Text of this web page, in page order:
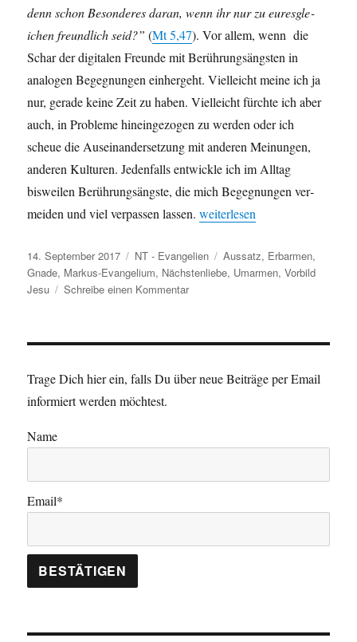
denn schon Beson­deres daran, wenn ihr nur zu eures­gle­
ichen fre­undlich seid?” (Mt 5,47). Vor allem, wenn die
Schar der dig­i­tal­en Fre­unde mit Be­rührungsängsten in
analo­gen Begeg­nun­gen ein­herge­ht. Vielle­icht meine ich ja
nur, ger­ade keine Zeit zu haben. Vielle­icht fürchte ich aber
auch, in Pro­bleme hineinge­zo­gen zu wer­den oder ich
scheue die Auseinan­der­set­zung mit anderen Mei­n­un­gen,
anderen Kul­turen. Jeden­falls entwick­le ich im All­t­ag
bisweilen Berührungsäng­ste, die mich Begeg­nun­gen ver­
mei­den und viel ver­passen lassen.„Ohne Berührungsangst“
weit­er­lesen
Veröffentlicht
am
14. September 2017 Kategorien
NT - Evangelien Schlagwörter
Aussatz, Erbarmen,
Gnade, Markus-Evangelium, Nächstenliebe, Umarmen,Vorbild
Jesu
Schreibe einen Kommentarzu
Trage Dich hier ein, falls Du über neue Beiträge per Email
informiert werden möchtest.
Name
Email*